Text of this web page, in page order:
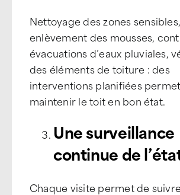
Nettoyage des zones sensibles,
enlèvement des mousses,
évacuations d’eaux pluviales,
des éléments de toiture : des
interventions planifiées
maintenir le toit en bon état.
Une surveillance
continue de
Chaque visite permet de